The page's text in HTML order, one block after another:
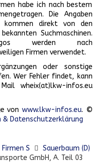
habe ich nach bestem
Die Angaben
kommen direkt von den
Suchmaschinen.
werden nach
Firmen verwendet.
oder sonstige
Wer Fehler findet, kann
wheix(at)lkw-infos.eu
von www.lkw-infos.eu. ©
& Datenschutzerklärung
Firmen S
Sauerbaum (D)
GmbH, A. Teil 03